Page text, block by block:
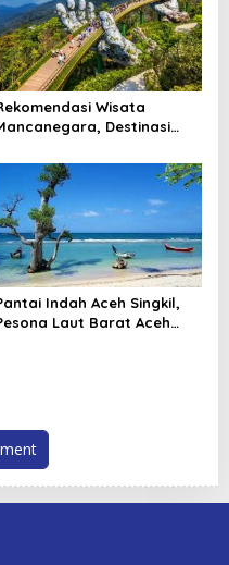
Wisata
Destinasi
Liburan
Indah Aceh Singkil,
Laut Barat Aceh